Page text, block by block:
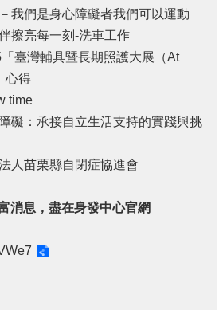
我們是身心障礙者我們可以運動
擦亮每一刻-洗車工作
臺灣輔具暨長期照護大展（At
心得
time
礙：承接自立生活支持的實踐與挑
人苗栗縣自閉症協進會
消息，盡在身發中心官網